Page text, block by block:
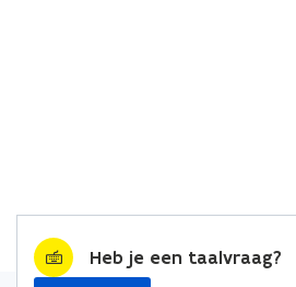
Heb je een taalvraag?